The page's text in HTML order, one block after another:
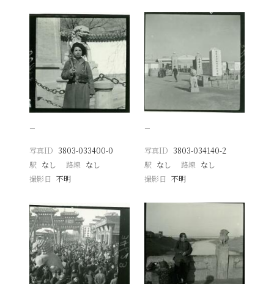
−
写真ID 3803-033400-0
駅 なし 路線 なし
撮影日
不明
−
写真ID 3803-034140-2
駅 なし 路線 なし
撮影日 不明